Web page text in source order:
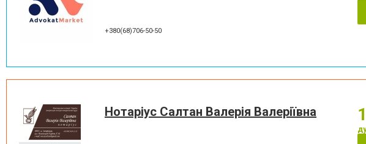
+380(68)706-50-50
Нотаріус Салтан Валерія Валеріївна